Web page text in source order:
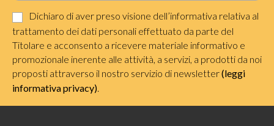
Dichiaro di aver preso visione dell’informativa relativa al
trattamento dei dati personali effettuato da parte del
Titolare e acconsento a ricevere materiale informativo e
promozionale inerente alle attività, a servizi, a prodotti da noi
proposti attraverso il nostro servizio di newsletter(leggi
informativa privacy)